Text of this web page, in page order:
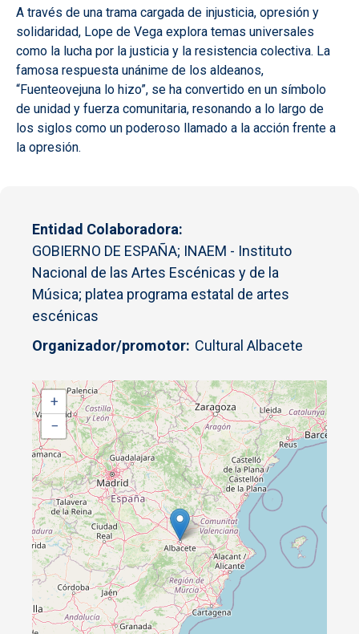
A través de una trama cargada de injusticia, opresión y
solidaridad, Lope de Vega explora temas universales
como la lucha por la justicia y la resistencia colectiva. La
famosa respuesta unánime de los aldeanos,
“Fuenteovejuna lo hizo”, se ha convertido en un símbolo
de unidad y fuerza comunitaria, resonando a lo largo de
los siglos como un poderoso llamado a la acción frente a
la opresión.
Entidad Colaboradora
GOBIERNO DE ESPAÑA; INAEM - Instituto
Nacional de las Artes Escénicas y de la
Música; platea programa estatal de artes
escénicas
Organizador/promotor Cultural Albacete
+
−